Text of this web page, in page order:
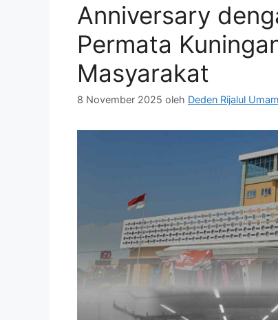
Anniversary
Permata
Masyarakat
8 November 2025 oleh Deden Rijalul Umam